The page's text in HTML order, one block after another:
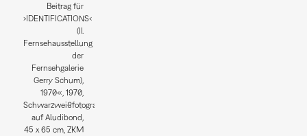
Beitrag für
›IDENTIFICATIONS‹
(II.
Fernsehausstellung
der
Fernsehgalerie
Gerry Schum),
1970«, 1970,
Schwarzweißfotografie
auf Aludibond,
45 x 65 cm, ZKM